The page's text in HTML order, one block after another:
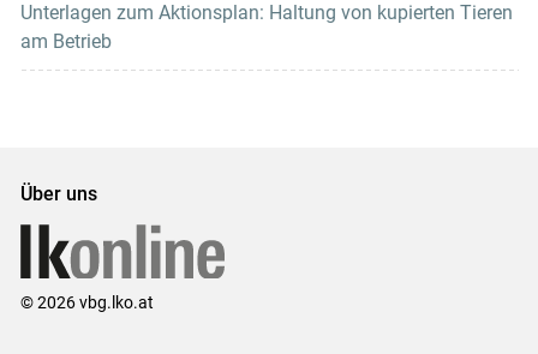
Unterlagen zum Aktionsplan: Haltung von kupierten Tieren
am Betrieb
Über uns
© 2026 vbg.lko.at